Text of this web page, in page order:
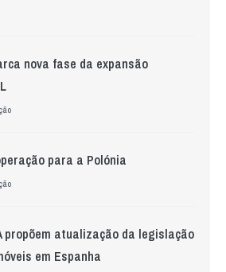
nova fase da expansão
para a Polónia
propõem atualização da legislação
em Espanha